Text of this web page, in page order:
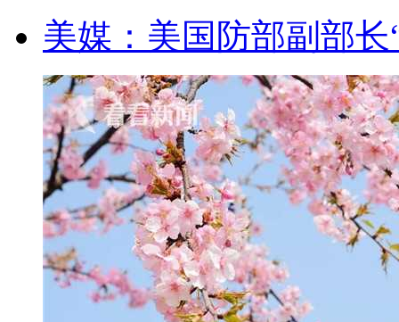
美媒：美国防部副部长